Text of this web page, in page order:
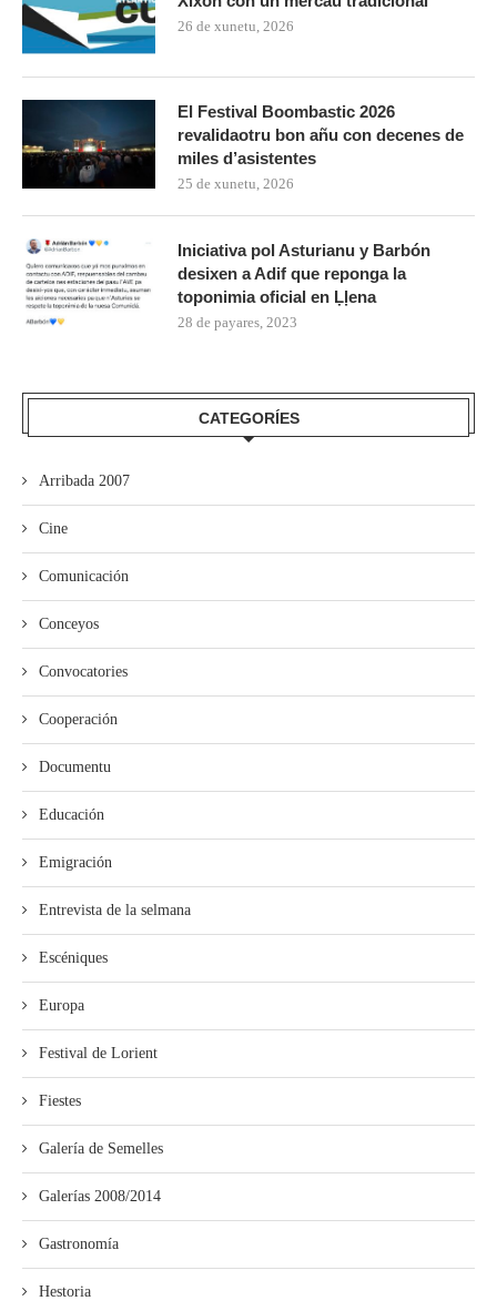
26 de xunetu, 2026
El Festival Boombastic 2026
revalidaotru bon añu con decenes de
miles d’asistentes
25 de xunetu, 2026
Iniciativa pol Asturianu y Barbón
desixen a Adif que reponga la
toponimia oficial en Ḷḷena
28 de payares, 2023
CATEGORÍES
Arribada 2007
Cine
Comunicación
Conceyos
Convocatories
Cooperación
Documentu
Educación
Emigración
Entrevista de la selmana
Escéniques
Europa
Festival de Lorient
Fiestes
Galería de Semelles
Galerías 2008/2014
Gastronomía
Hestoria